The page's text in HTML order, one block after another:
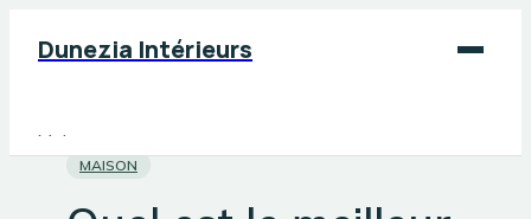
Dunezia Intérieurs
Maison
MAISON